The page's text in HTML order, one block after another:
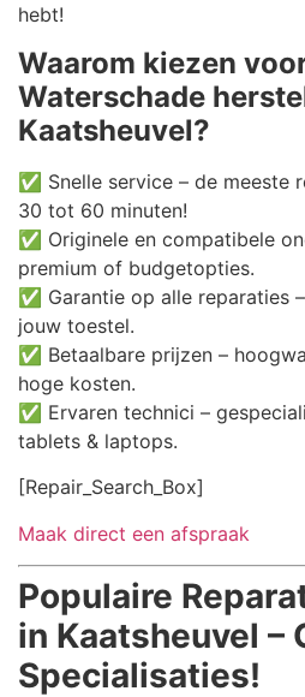
hebt!
Waarom kiezen
Waterschade
Kaatsheuvel?
✅ Snelle service – de meeste
30 tot 60 minuten!
✅ Originele en compatibele
premium of budgetopties.
✅ Garantie op alle reparaties
jouw toestel.
✅ Betaalbare prijzen –
hoge kosten.
✅ Ervaren technici –
tablets & laptops.
[Repair_Search_Box]
Maak direct een afspraak
Populaire
in Kaatsheuvel –
Specialisaties!